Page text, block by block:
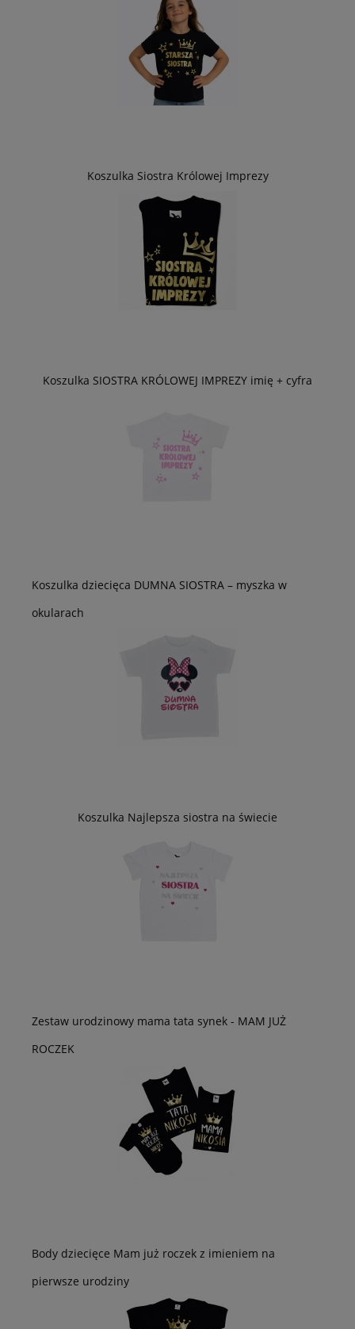
Koszulka Siostra Królowej Imprezy
Koszulka SIOSTRA KRÓLOWEJ IMPREZY imię + cyfra
Koszulka dziecięca DUMNA SIOSTRA – myszka w
okularach
Koszulka Najlepsza siostra na świecie
Zestaw urodzinowy mama tata synek - MAM JUŻ
ROCZEK
Body dziecięce Mam już roczek z imieniem na
pierwsze urodziny